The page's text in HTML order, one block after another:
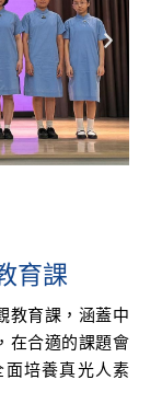
育課
教育課，涵蓋中
在合適的課題會
培養真光人素